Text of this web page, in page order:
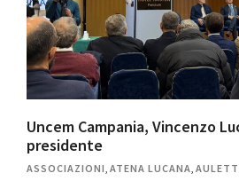
Uncem Campania, Vincenzo
presidente
ASSOCIAZIONI, ATENA LUCANA,